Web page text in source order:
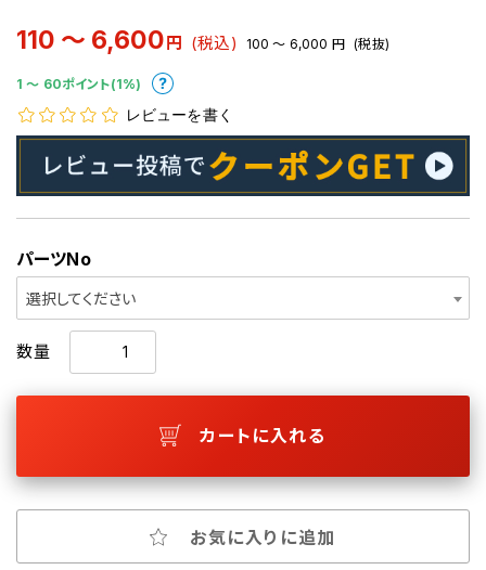
110 ～ 6,600円 (税込) 100 ～ 6,000 円 (税抜)
1 〜 60ポイント(1%)
レビューを書く
パーツNo
選択してください
数量
カートに入れる
お気に入りに追加